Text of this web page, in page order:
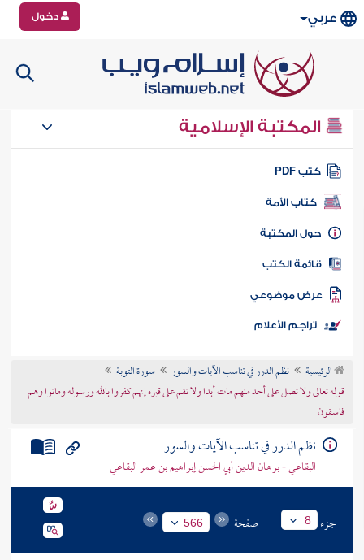
عربي دخول
المكتبة الإسلامية
كتب PDF
كتاب الأمة
المكتبة
الكتب
موضوعي
تراجم الأعلام
الرئيسية نظم الدرر في تناسب الآيات والسور
سورة التوبة
قوله تعالى ولا تصل على أحد منهم مات أبدا ولا تقم على قبره إنهم كفروا بالله ورسوله وماتوا وهم
فاسقون
نظم الدرر في تناسب الآيات والسور
البقاعي - برهان الدين أبي الحسن إبراهيم بن عمر البقاعي
جزء 8 صفحة 566